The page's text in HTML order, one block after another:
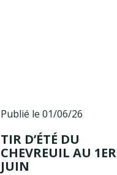
Publié le 01/06/26
TIR D’ÉTÉ DU
CHEVREUIL AU 1ER
JUIN